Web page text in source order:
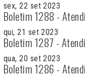
sex, 22 set 2023
Boletim 1288 -
qui, 21 set 2023
Boletim 1287 -
qua, 20 set 2023
Boletim 1286 -